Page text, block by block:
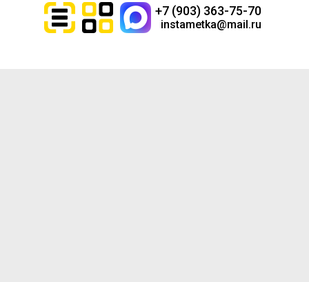
+7 (903) 363-75-70
instametka@mail.ru